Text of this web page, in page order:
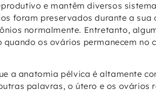
e mantêm diversos
foram preservados durante a sua
normalmente. Entretanto,
os ovários permanecem no
a anatomia pélvica é altamente
palavras, o útero e os ovários